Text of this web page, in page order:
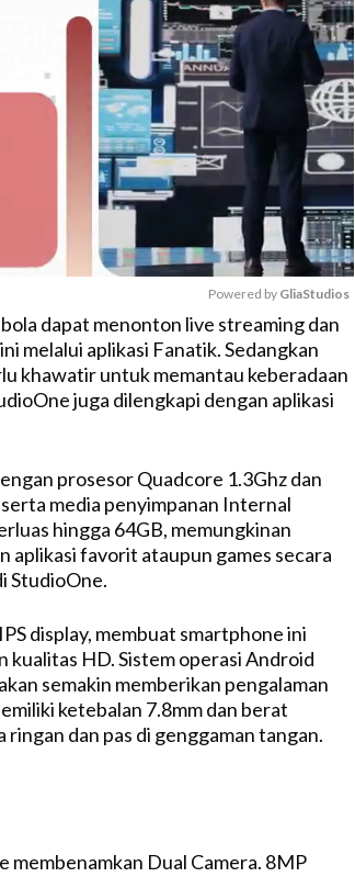
M
u
t
Powered by GliaStudios
dapat menonton live streaming dan
melalui aplikasi Fanatik. Sedangkan
khawatir untuk memantau keberadaan
juga dilengkapi dengan aplikasi
prosesor Quadcore 1.3Ghz dan
media penyimpanan Internal
hingga 64GB, memungkinan
aplikasi favorit ataupun games secara
StudioOne.
display, membuat smartphone ini
kualitas HD. Sistem operasi Android
semakin memberikan pengalaman
ketebalan 7.8mm dan berat
dan pas di genggaman tangan.
membenamkan Dual Camera. 8MP